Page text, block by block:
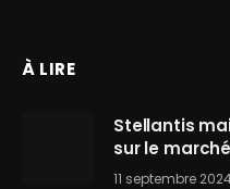
À LIRE
Stellantis
sur le
11 septembre